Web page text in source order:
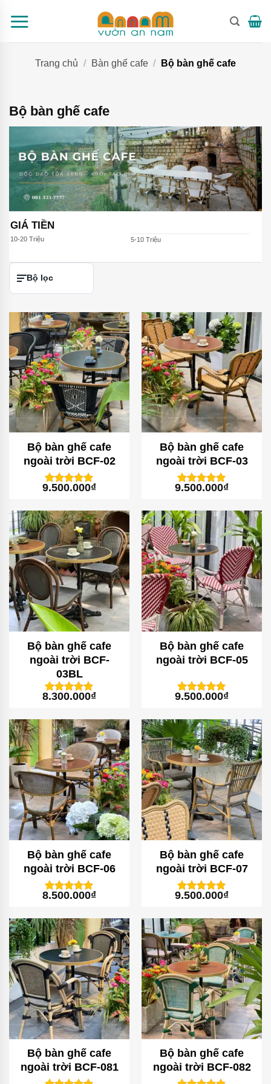
qua
Trang chủ / Bàn ghế cafe / Bộ bàn ghế cafe
Bộ bàn ghế cafe
GIÁ TIỀN
10-20 Triệu 5-10 Triệu
Bộ lọc
Bộ bàn ghế cafe
ngoài trời BCF-02
5trên 5
1
đánh giá
9.500.000₫
Bộ bàn ghế cafe
ngoài trời BCF-03
5trên 5
1
đánh giá
9.500.000₫
Bộ bàn ghế cafe
ngoài trời BCF-
03BL
5trên 5
1
đánh giá
8.300.000₫
Bộ bàn ghế cafe
ngoài trời BCF-05
5trên 5
1
đánh giá
9.500.000₫
Bộ bàn ghế cafe
ngoài trời BCF-06
5trên 5
1
đánh giá
8.500.000₫
Bộ bàn ghế cafe
ngoài trời BCF-07
5trên 5
1
đánh giá
9.500.000₫
Bộ bàn ghế cafe
ngoài trời BCF-081
Bộ bàn ghế cafe
ngoài trời BCF-082